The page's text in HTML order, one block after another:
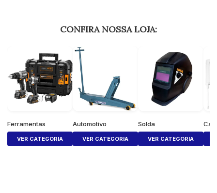
CONFIRA NOSSA LOJA:
Ferramentas
VER CATEGORIA
Automotivo
VER CATEGORIA
Solda
VER CATEGORIA